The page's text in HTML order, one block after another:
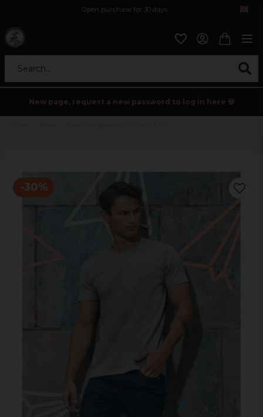
Open purchase for 30 days
Search...
New page, request a new password to log in here 💀
-30%